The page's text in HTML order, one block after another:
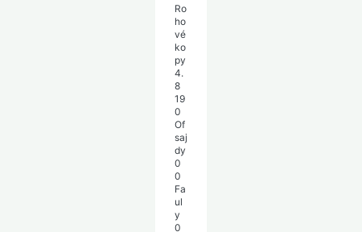
Ro
ho
vé
ko
py
4.
8
19
0
Of
saj
dy
0
0
Fa
ul
y
0